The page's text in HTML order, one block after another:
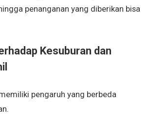
penanganan yang diberikan bisa
Kesuburan dan
pengaruh yang berbeda